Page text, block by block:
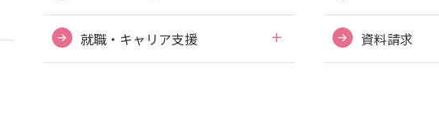
就職・キャリア支援 資料請求